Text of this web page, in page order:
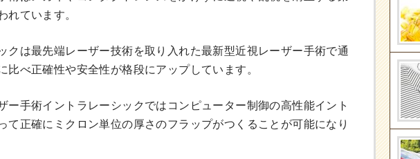
れています。
クは最先端レーザー技術を取り入れた最新型近視レーザー手術で通
比べ正確性や安全性が格段にアップしています。
ー手術イントラレーシックではコンピューター制御の高性能イント
て正確にミクロン単位の厚さのフラップがつくることが可能になり